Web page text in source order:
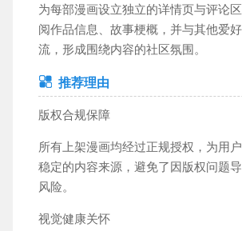
为每部漫画设立独立的详情页与评论
阅作品信息、故事梗概，并与其他爱
流，形成围绕内容的社区氛围。
推荐理由
版权合规保障
所有上架漫画均经过正规授权，为用户
稳定的内容来源，避免了因版权问题
风险。
视觉健康关怀